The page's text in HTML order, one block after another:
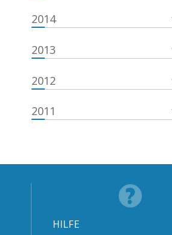
2014
2013
2012
2011
HILFE